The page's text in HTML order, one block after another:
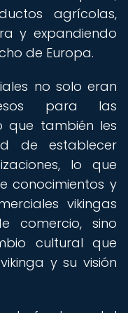
agrícolas,
y expandiendo
de Europa.
no solo eran
para las
que también les
de establecer
lo que
conocimientos y
vikingas
comercio, sino
cultural que
y su visión